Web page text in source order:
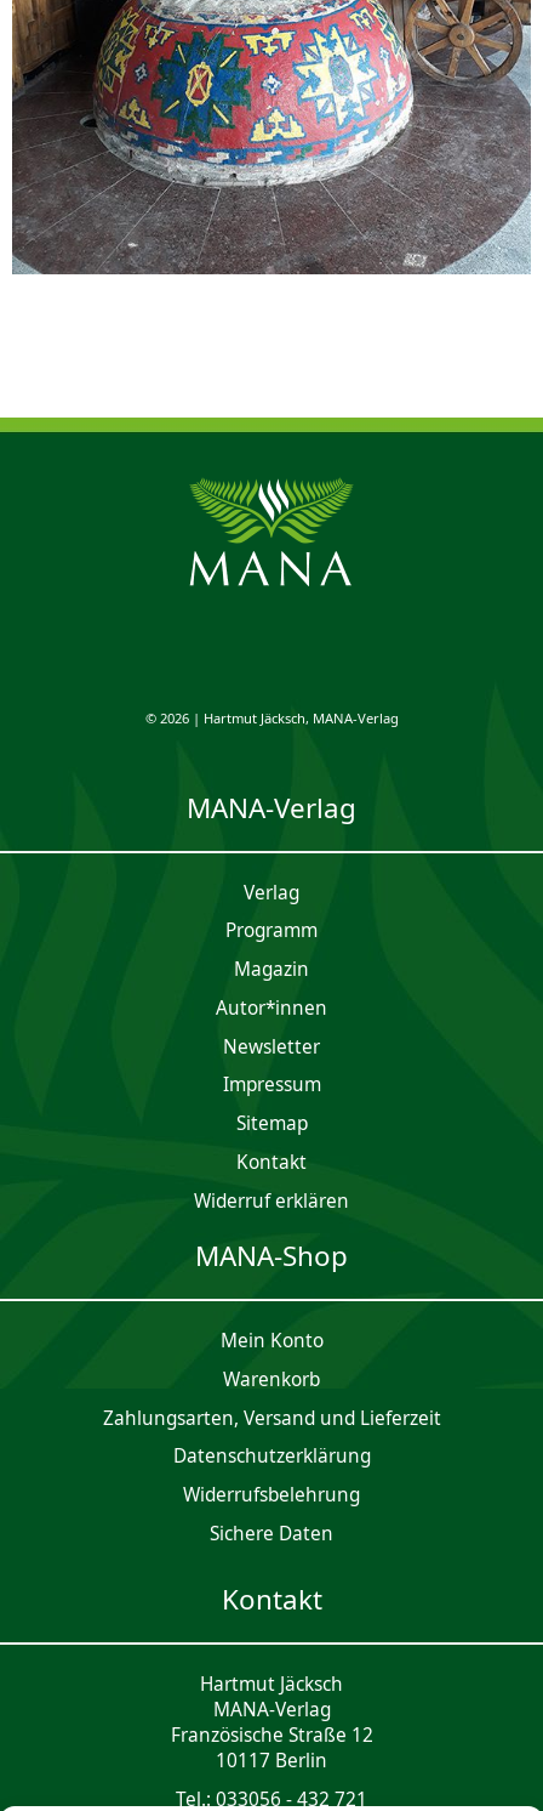
© 2026 | Hartmut Jäcksch, MANA-Verlag
MANA-Verlag
Verlag
Programm
Magazin
Autor*innen
Newsletter
Impres­sum
Sitemap
Kontakt
Widerruf erklären
MANA-Shop
Mein Konto
Waren­korb
Zahlungsarten, Versand und Lieferzeit
Daten­schutz­er­klärung
Widerrufsbelehrung
Sichere Daten
Kontakt
Hartmut Jäcksch
MANA-Verlag
Französische Straße 12
10117 Berlin
Tel.: 033056 - 432 721